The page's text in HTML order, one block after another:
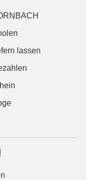
lassen